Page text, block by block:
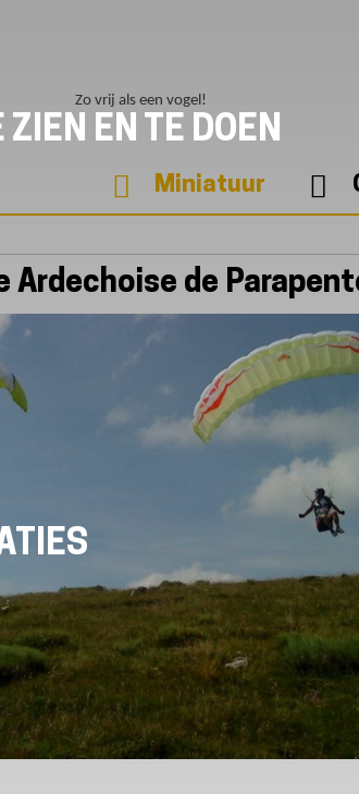
ZIEN EN TE DOEN
Zo vrij als een vogel!
Miniatuur
Ardechoise de